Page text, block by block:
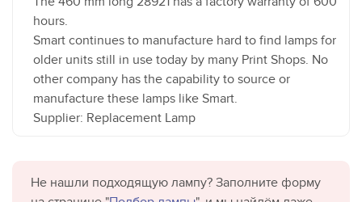
hours.
Smart continues to manufacture hard to find lamps for
older units still in use today by many Print Shops. No
other company has the capability to source or
manufacture these lamps like Smart.
Supplier: Replacement Lamp
Не нашли подходящую лампу? Заполните форму